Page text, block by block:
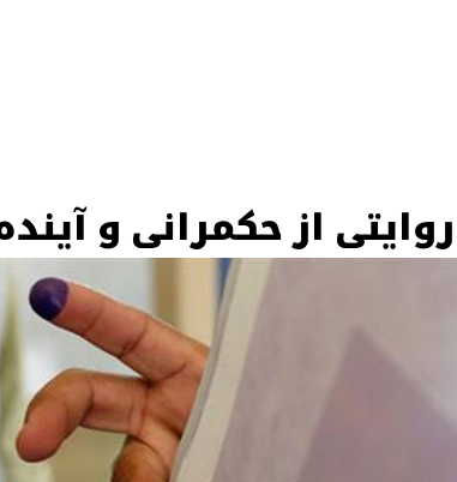
از حکمرانی و